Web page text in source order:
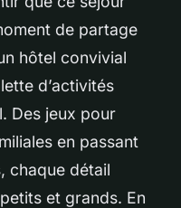
de partage
hôtel convivial
d’activités
Des jeux pour
en passant
chaque détail
et grands. En